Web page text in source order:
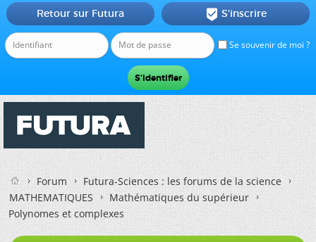
Se souvenir de moi ?
Retour sur Futura  S'inscrire
Forum
Futura-Sciences : les forums de la science
MATHEMATIQUES
Mathématiques du supérieur
Polynomes et complexes